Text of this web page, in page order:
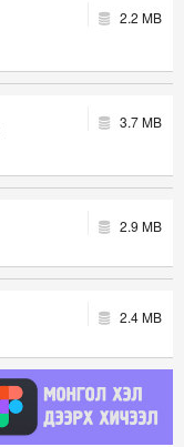
2.2 MB
3.7 MB
2.9 MB
2.4 MB